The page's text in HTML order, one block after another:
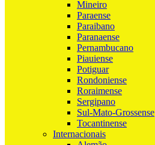
Mineiro
Paraense
Paraibano
Paranaense
Pernambucano
Piauiense
Potiguar
Rondoniense
Roraimense
Sergipano
Sul-Mato-Grossense
Tocantinense
Internacionais